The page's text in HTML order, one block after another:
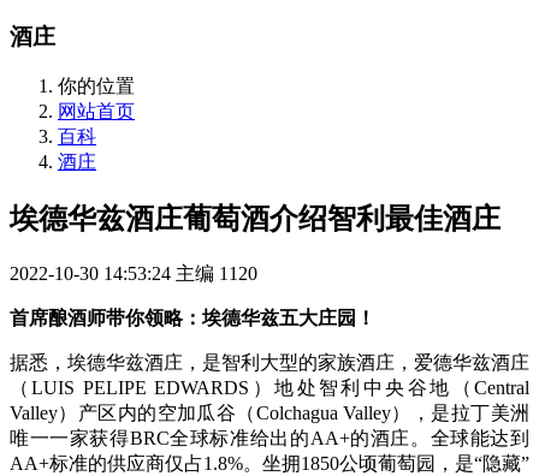
酒庄
你的位置
网站首页
百科
酒庄
埃德华兹酒庄葡萄酒介绍智利最佳酒庄
2022-10-30 14:53:24 主编 1120
首席酿酒师带你领略：埃德华兹五大庄园！
据悉，埃德华兹酒庄，是智利大型的家族酒庄，爱德华兹酒庄
（LUIS PELIPE EDWARDS）地处智利中央谷地（Central
Valley）产区内的空加瓜谷（Colchagua Valley），是拉丁美洲
唯一一家获得BRC全球标准给出的AA+的酒庄。全球能达到
AA+标准的供应商仅占1.8%。坐拥1850公顷葡萄园，是“隐藏”